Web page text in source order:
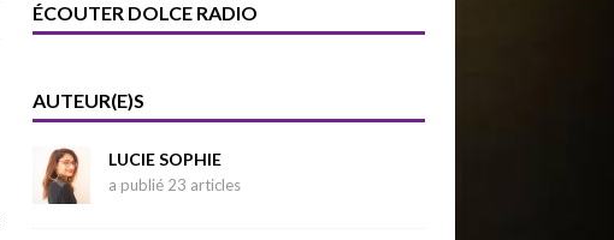
ÉCOUTER DOLCE RADIO
AUTEUR(E)S
LUCIE SOPHIE
a publié 23 articles